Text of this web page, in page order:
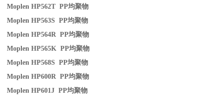
Moplen HP562T PP均聚物
Moplen HP563S PP均聚物
Moplen HP564R PP均聚物
Moplen HP565K PP均聚物
Moplen HP568S PP均聚物
Moplen HP600R PP均聚物
Moplen HP601J PP均聚物